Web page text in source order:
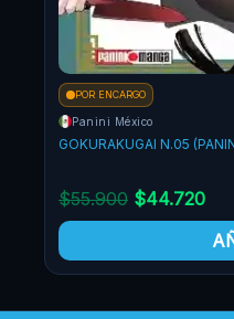
POR ENCARGO
Panini México
GOKURAKUGAI N.05
$55.900 $44.720